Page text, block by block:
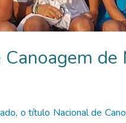
de
o título Nacional de